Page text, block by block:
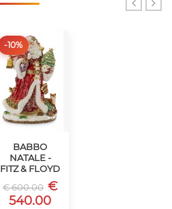
-10%
BABBO
NATALE -
FITZ & FLOYD
€ 600.00 €
540.00